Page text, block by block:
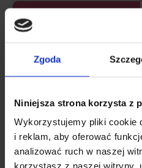
Zgoda
Niniejsza strona korzysta z
Wykorzystujemy pliki cookie
i reklam, aby oferować
analizować ruch w naszej
korzystasz z naszej witryny,